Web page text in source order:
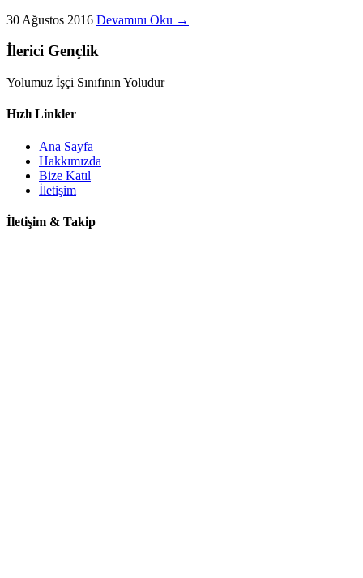
30 Ağustos 2016 Devamını Oku →
İlerici Gençlik
Yolumuz İşçi Sınıfının Yoludur
Hızlı Linkler
Ana Sayfa
Hakkımızda
Bize Katıl
İletişim
İletişim & Takip